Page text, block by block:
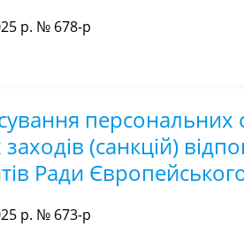
р. № 678-р
персональних
(санкцій)
Ради
р. № 673-р